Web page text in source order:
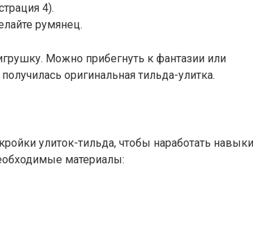
4).
румянец.
Можно прибегнуть к фантазии или
оригинальная тильда-улитка.
улиток-тильда, чтобы наработать навыки
материалы: